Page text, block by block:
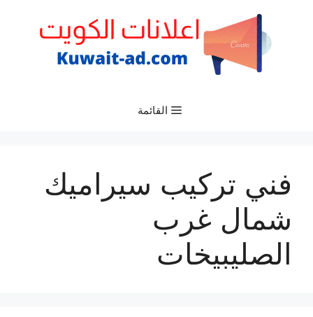
القائمة
فني تركيب سيراميك
شمال غرب
الصليبيخات